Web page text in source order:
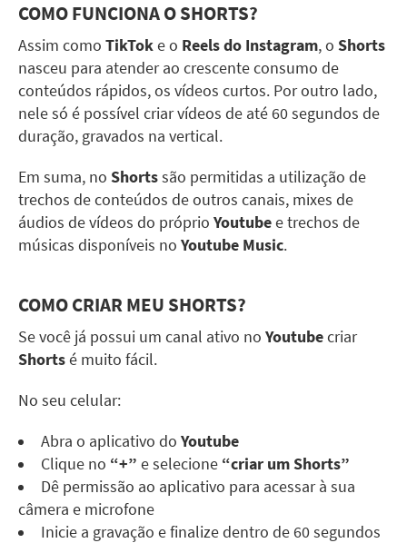
COMO FUNCIONA OSHORTS?
Assim como TikToke o Reels do Instagram, o Shorts
nasceu para atender ao crescente consumo de
conteúdos rápidos, os vídeos curtos. Por outro lado,
nele só é possível criar vídeos de até 60 segundos de
duração, gravados na vertical.
Em suma, no Shortssão permitidas a utilização de
trechos de conteúdos de outros canais, mixes de
áudios de vídeos do próprio Youtubee trechos de
músicas disponíveis no Youtube Music.
COMO CRIAR MEU SHORTS?
Se você já possui um canal ativo no Youtubecriar
Shortsé muito fácil.
No seu celular:
Abra o aplicativo do Youtube
Clique no “+” e selecione “criar umShorts”
Dê permissão ao aplicativo para acessar à sua
câmera e microfone
Inicie a gravação e finalize dentro de 60 segundos